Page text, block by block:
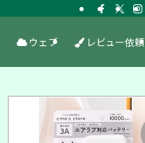
ウェブ レビュー依頼